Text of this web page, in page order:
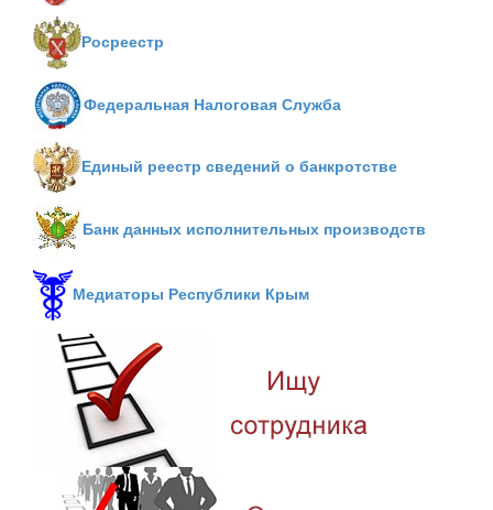
Росреестр
Федеральная Налоговая Служба
Единый реестр сведений о банкротстве
Банк данных исполнительных производств
Медиаторы Республики Крым